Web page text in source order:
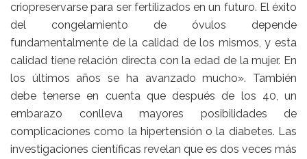
criopreservarse para ser fertilizados en un futuro. El éxito
del congelamiento de óvulos depende
fundamentalmente de la calidad de los mismos, y esta
calidad tiene relación directa con la edad de la mujer. En
los últimos años se ha avanzado mucho». También
debe tenerse en cuenta que después de los 40, un
embarazo conlleva mayores posibilidades de
complicaciones como la hipertensión o la diabetes. Las
investigaciones científicas revelan que es dos veces más